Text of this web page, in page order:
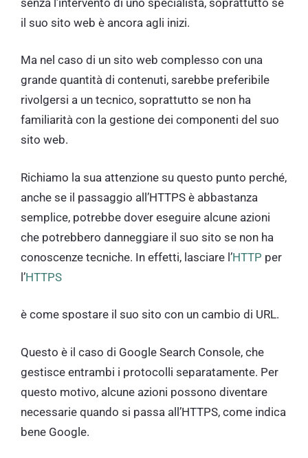
il suo sito web è ancora agli inizi.
Ma nel caso di un sito web complesso con una
grande quantità di contenuti, sarebbe preferibile
rivolgersi a un tecnico, soprattutto se non ha
familiarità con la gestione dei componenti del suo
sito web.
Richiamo la sua attenzione su questo punto perché,
anche se il passaggio all’HTTPS è abbastanza
semplice, potrebbe dover eseguire alcune azioni
che potrebbero danneggiare il suo sito se non ha
conoscenze tecniche. In effetti, lasciare l’HTTP per
l’HTTPS
è come spostare il suo sito con un cambio di URL.
Questo è il caso di Google Search Console, che
gestisce entrambi i protocolli separatamente. Per
questo motivo, alcune azioni possono diventare
necessarie quando si passa all’HTTPS, come indica
bene Google.